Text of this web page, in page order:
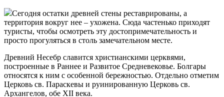
Сегодня остатки древней стены реставрированы, а
территория вокруг нее – ухожена. Сюда частенько приходят
туристы, чтобы осмотреть эту достопримечательность и
просто прогуляться в столь замечательном месте.
Древний Несебр славится христианскими церквями,
построенные в Раннее и Развитое Средневековье. Болгары
относятся к ним с особенной бережностью. Отдельно отметим
Церковь св. Параскевы и руинированную Церковь св.
Архангелов, обе XII века.